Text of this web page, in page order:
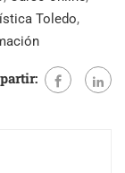
Toledo,